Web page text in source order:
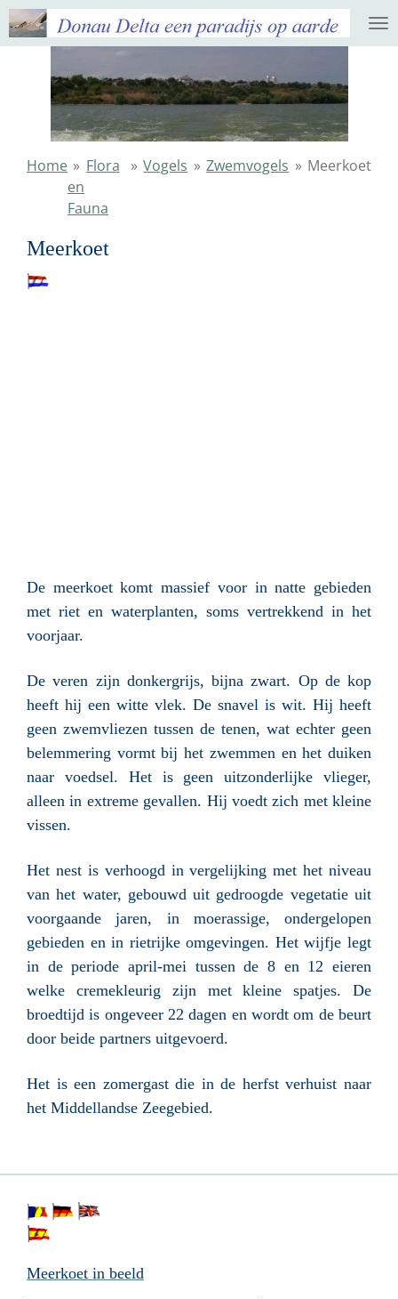
Ga
direct
hoofdinhoud
Home » Flora
en
Fauna
» Vogels » Zwemvogels » Meerkoet
Meerkoet
De meerkoet komt massief voor in natte gebieden
met riet en waterplanten, soms vertrekkend in het
voorjaar.
De veren zijn donkergrijs, bijna zwart. Op de kop
heeft hij een witte vlek. De snavel is wit. Hij heeft
geen zwemvliezen tussen de tenen, wat echter geen
belemmering vormt bij het zwemmen en het duiken
naar voedsel. Het is geen uitzonderlijke vlieger,
alleen in extreme gevallen. Hij voedt zich met kleine
vissen.
Het nest is verhoogd in vergelijking met het niveau
van het water, gebouwd uit gedroogde vegetatie uit
voorgaande jaren, in moerassige, ondergelopen
gebieden en in rietrijke omgevingen. Het wijfje legt
in de periode april-mei tussen de 8 en 12 eieren
welke cremekleurig zijn met kleine spatjes. De
broedtijd is ongeveer 22 dagen en wordt om de beurt
door beide partners uitgevoerd.
Het is een zomergast die in de herfst verhuist naar
het Middellandse Zeegebied.
Meerkoet in beeld